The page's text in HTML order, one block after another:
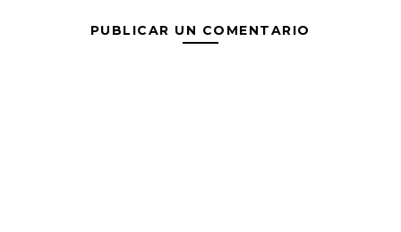
PUBLICAR UN COMENTARIO